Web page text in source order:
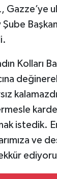
Kolları
istedik.
ve